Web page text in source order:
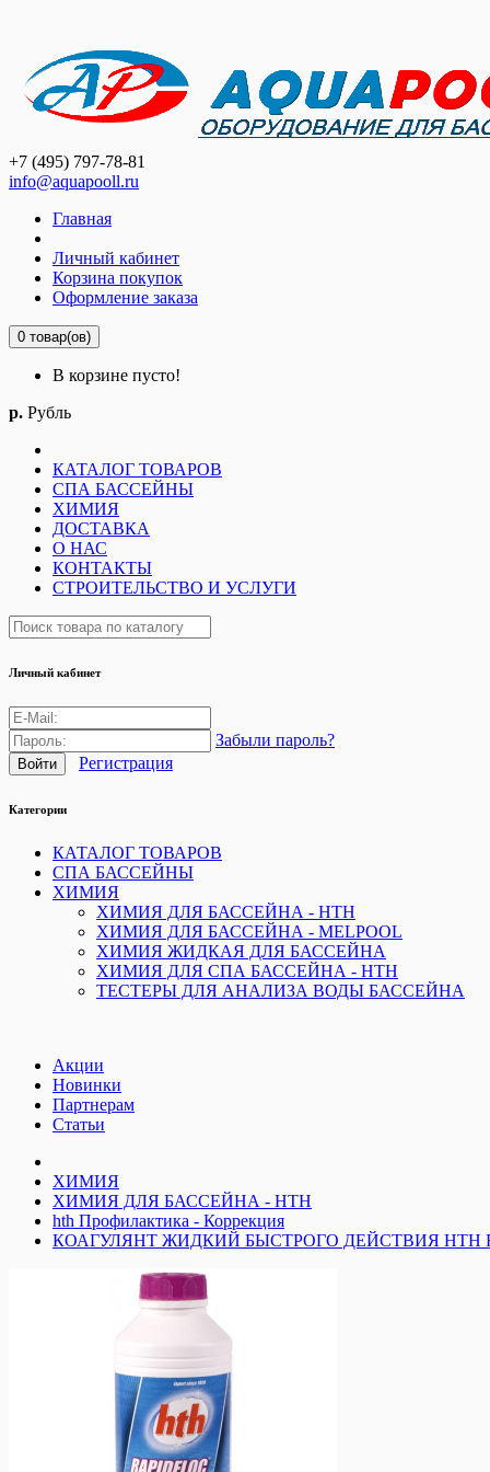
+7 (495) 797-78-81
info@aquapooll.ru
Главная
Личный кабинет
Корзина покупок
Оформление заказа
0 товар(ов)
В корзине пусто!
р. Рубль
КАТАЛОГ ТОВАРОВ
СПА БАССЕЙНЫ
ХИМИЯ
ДОСТАВКА
О НАС
КОНТАКТЫ
СТРОИТЕЛЬСТВО И УСЛУГИ
Личный кабинет
Забыли пароль?
Регистрация
Категории
КАТАЛОГ ТОВАРОВ
СПА БАССЕЙНЫ
ХИМИЯ
ХИМИЯ ДЛЯ БАССЕЙНА - HTH
ХИМИЯ ДЛЯ БАССЕЙНА - MELPOOL
ХИМИЯ ЖИДКАЯ ДЛЯ БАССЕЙНА
ХИМИЯ ДЛЯ СПА БАССЕЙНА - HTH
ТЕСТЕРЫ ДЛЯ АНАЛИЗА ВОДЫ БАССЕЙНА
Акции
Новинки
Партнерам
Статьи
ХИМИЯ
ХИМИЯ ДЛЯ БАССЕЙНА - HTH
hth Профилактика - Коррекция
КОАГУЛЯНТ ЖИДКИЙ БЫСТРОГО ДЕЙСТВИЯ HTH